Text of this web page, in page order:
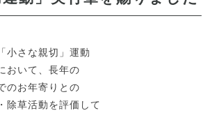
小さな親切」運動
おいて、長年の
のお年寄りとの
除草活動を評価して